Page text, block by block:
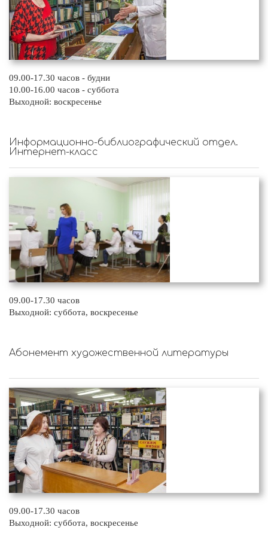
09.00-17.30 часов - будни
10.00-16.00 часов - суббота
Выходной: воскресенье
Информационно-библиографический отдел.
Интернет-класс
09.00-17.30 часов
Выходной: суббота, воскресенье
Абонемент художественной литературы
09.00-17.30 часов
Выходной: суббота, воскресенье